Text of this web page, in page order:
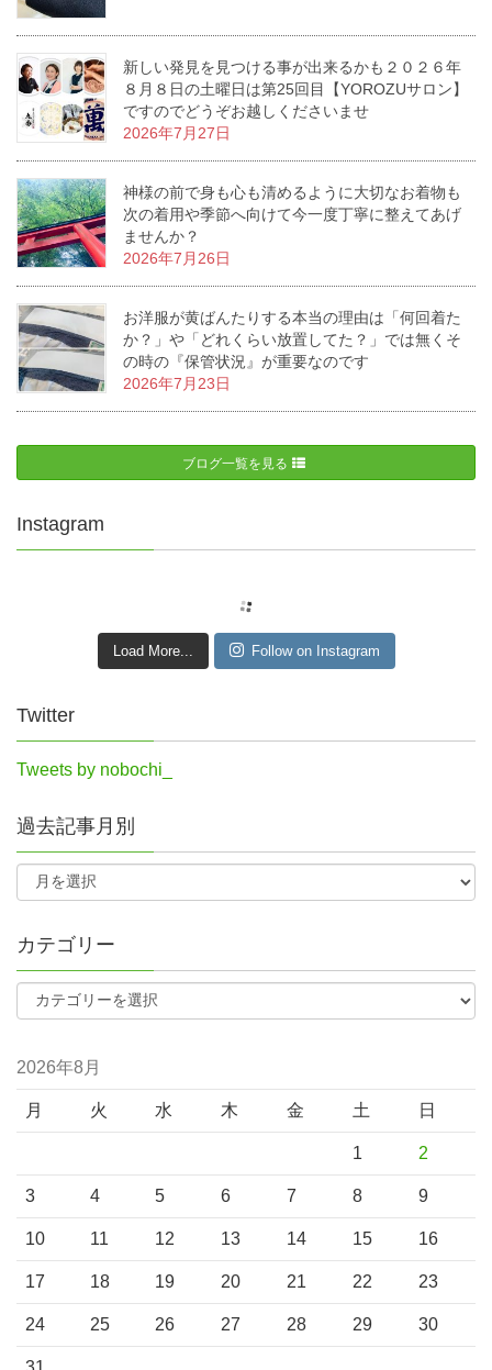
新しい発見を見つける事が出来るかも２０２６年
８月８日の土曜日は第25回目【YOROZUサロン】
ですのでどうぞお越しくださいませ
2026年7月27日
神様の前で身も心も清めるように大切なお着物も
次の着用や季節へ向けて今一度丁寧に整えてあげ
ませんか？
2026年7月26日
お洋服が黄ばんたりする本当の理由は「何回着た
か？」や「どれくらい放置してた？」では無くそ
の時の『保管状況』が重要なのです
2026年7月23日
ブログ一覧を見る
Instagram
Load More... Follow on Instagram
Twitter
Tweets by nobochi_
過去記事月別
カテゴリー
2026年8月
月 火 水 木 金 土 日
1 2
3 4 5 6 7 8 9
10 11 12 13 14 15 16
17 18 19 20 21 22 23
24 25 26 27 28 29 30